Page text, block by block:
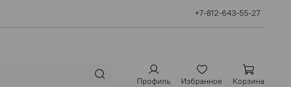
+7-812-643-55-27
Профиль Избранное Корзина